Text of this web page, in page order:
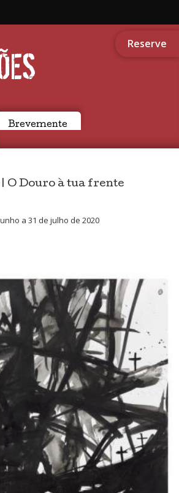
Reserve
Brevemente
O Douro à tua frente
a 31 de julho de 2020